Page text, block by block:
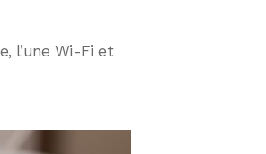
l’une Wi-Fi et